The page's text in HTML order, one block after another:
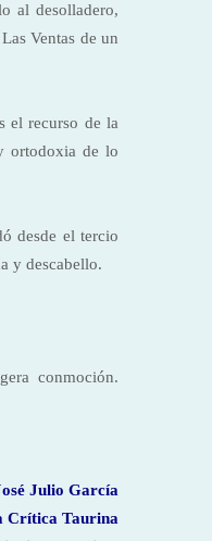
al desolladero,
Ventas de un
el recurso de la
ortodoxia de lo
desde el tercio
y descabello.
conmoción.
Julio García
Crítica Taurina